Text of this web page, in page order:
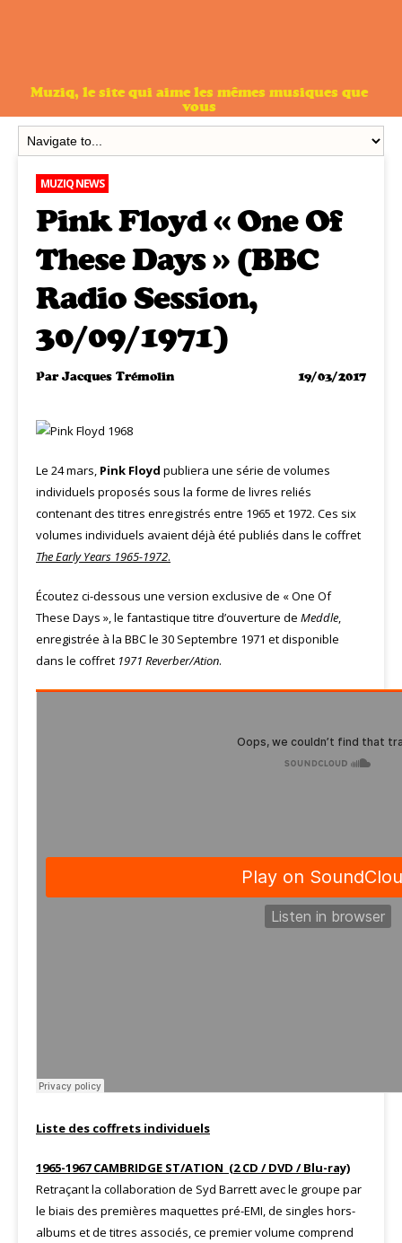
Muziq, le site qui aime les mêmes musiques que
vous
MUZIQ NEWS
Pink Floyd « One Of
These Days » (BBC
Radio Session,
30/09/1971)
ParJacques Trémolin 19/03/2017
Le 24 mars, Pink Floyd publiera une série de volumes
individuels proposés sous la forme de livres reliés
contenant des titres enregistrés entre 1965 et 1972. Ces six
volumes individuels avaient déjà été publiés dans le coffret
The Early Years 1965-1972.
Écoutez ci-dessous une version exclusive de « One Of
These Days », le fantastique titre d’ouverture de Meddle,
enregistrée à la BBC le 30 Septembre 1971 et disponible
dans le coffret 1971 Reverber/Ation.
Liste des coffrets individuels
1965-1967 CAMBRIDGE ST/ATION (2 CD / DVD / Blu-ray)
Retraçant la collaboration de Syd Barrett avec le groupe par
le biais des premières maquettes pré-EMI, de singles hors-
albums et de titres associés, ce premier volume comprend